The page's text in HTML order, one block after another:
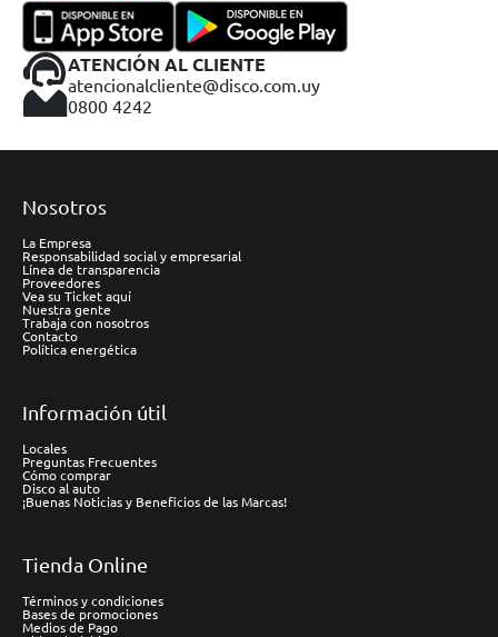
ATENCIÓN AL CLIENTE
atencionalcliente@disco.com.uy
0800 4242
Nosotros
La Empresa
Responsabilidad social y empresarial
Línea de transparencia
Proveedores
Vea su Ticket aquí
Nuestra gente
Trabaja con nosotros
Contacto
Política energética
Información útil
Locales
Preguntas Frecuentes
Cómo comprar
Disco al auto
¡Buenas Noticias y Beneficios de las Marcas!
Tienda Online
Términos y condiciones
Bases de promociones
Medios de Pago